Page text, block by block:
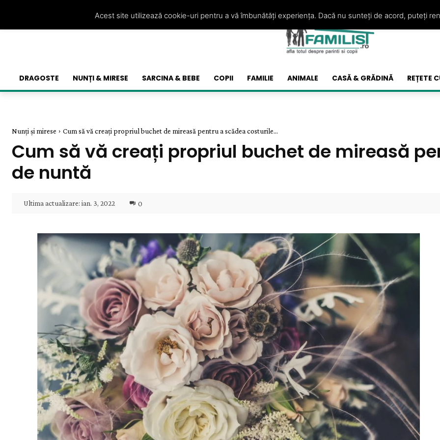
DRAGOSTE NUNȚI & MIRESE SARCINA & BEBE COPII FAMILIE ANIMALE CASĂ & GRĂDINĂ REȚETE
Nunți și mirese Cum să vă creați propriul buchet de mireasă pentru a scădea costurile...
Cum să vă creați propriul buchet de mireasă
de nuntă
Ultima actualizare: ian. 3, 2022 0
Acest site utilizează cookie-uri pentru a vă îmbunătăți experiența. Dacă nu sunteți de acord, puteți